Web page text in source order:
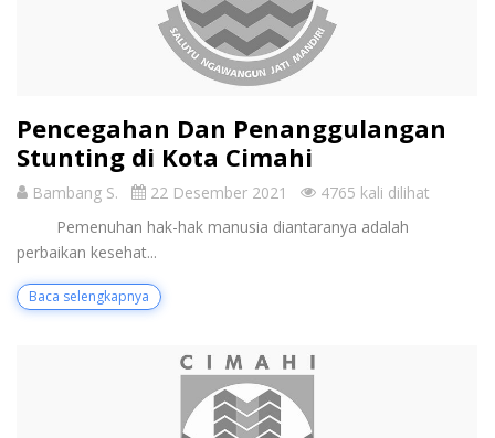
Pencegahan Dan Penanggulangan
Stunting di Kota Cimahi
Bambang S. 22 Desember 2021
4765 kali dilihat
Pemenuhan hak-hak manusia diantaranya adalah
perbaikan kesehat...
Baca selengkapnya